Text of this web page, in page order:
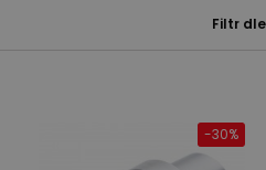
Filtr
-30%